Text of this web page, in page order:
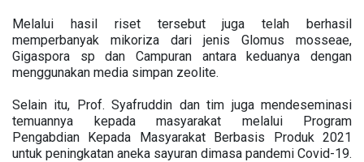
Melalui hasil riset tersebut juga telah berhasil
memperbanyak mikoriza dari jenis Glomus mosseae,
Gigaspora sp dan Campuran antara keduanya dengan
menggunakan media simpan zeolite.
Selain itu, Prof. Syafruddin dan tim juga mendeseminasi
temuannya kepada masyarakat melalui Program
Pengabdian Kepada Masyarakat Berbasis Produk 2021
untuk peningkatan aneka sayuran dimasa pandemi Covid-19.